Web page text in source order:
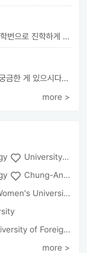
서울대학교 의과대학 의예과 21학번으로 진학하게 될 박현수라고 합니다~
이화여대 불어불문학과에 대해 궁금한 게 있으시다면 번호로 연락 바랍니다...
more >
University of Seoul
Chung-Ang University
University
Studies(Global Campus
more >